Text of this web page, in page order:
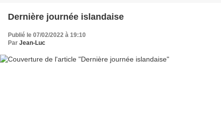
Dernière journée islandaise
Publié le 07/02/2022 à 19:10
Par Jean-Luc